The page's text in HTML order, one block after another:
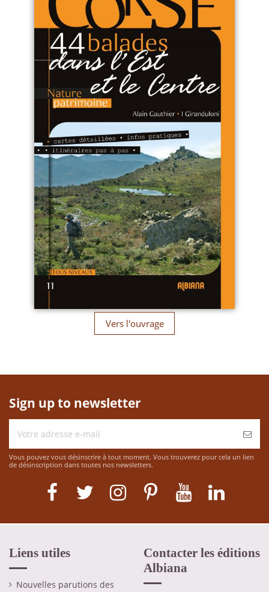
Vers l'ouvrage
Sign up to newsletter
Vous pouvez vous désinscrire à tout moment. Vous trouverez pour cela un lien
de désinscription dans toutes nos newsletters.
Liens utiles
Nouvelles parutions des
Contacter les éditions
Albiana